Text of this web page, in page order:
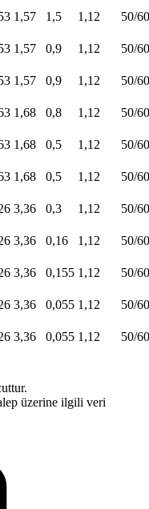
1,57 1,5 1,12
50/60
1,57 0,9 1,12
50/60
1,57 0,9 1,12
50/60
1,68 0,8 1,12
50/60
1,68 0,5 1,12
50/60
1,68 0,5 1,12
50/60
3,36 0,3 1,12
50/60
3,36 0,16 1,12
50/60
3,36 0,155 1,12
50/60
3,36 0,055 1,12
50/60
3,36 0,055 1,12 50/60
üzerine ilgili veri